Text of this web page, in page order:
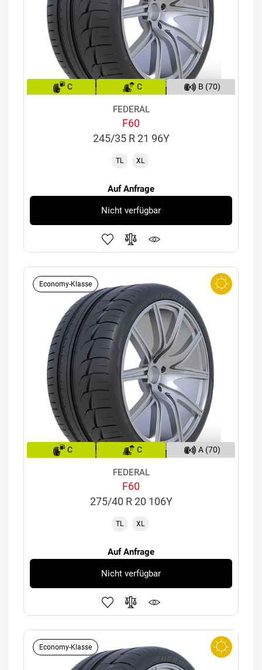
C C B (70)
FEDERAL
F60
245/35 R 21 96Y
TL XL
Auf Anfrage
Nicht verfügbar
Economy-Klasse
C C A (70)
FEDERAL
F60
275/40 R 20 106Y
TL XL
Auf Anfrage
Nicht verfügbar
Economy-Klasse